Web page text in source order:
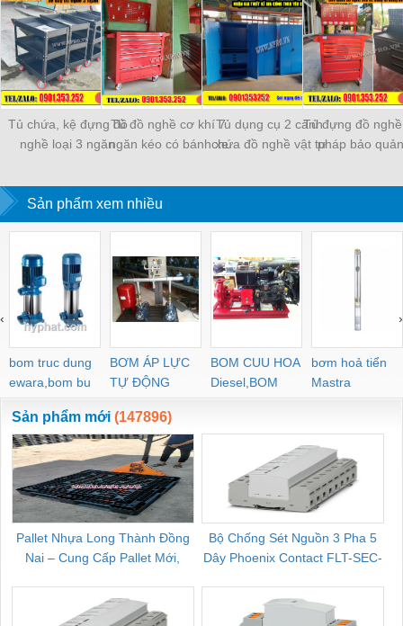
Tủ chứa, kệ đựng đồ
nghề loại 3 ngăn
Tủ đồ nghề cơ khí 7
ngăn kéo có bánh xe
Tủ dụng cụ 2 cánh
chứa đồ nghề vật tư
Tủ đựng đồ
pháp bảo
Sản phẩm xem nhiều
bom truc dung
ewara,bom bu
ewara
BƠM ÁP LỰC
TỰ ĐỘNG
BOM CUU HOA
Diesel,BOM
CHUA CHAY
bơm hoả tiển
Mastra
‹ ›
Sản phẩm mới (147896)
Pallet Nhựa Long Thành Đồng
Nai – Cung Cấp Pallet Mới,
Bộ Chống Sét Nguồn 3 Pha 5
Dây Phoenix Contact FLT-SEC-